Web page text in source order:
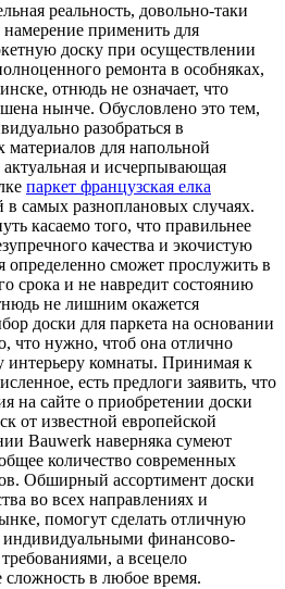
реальность, довольно-таки
намерение применить для
доску при осуществлении
ремонта в особняках,
отнюдь не означает, что
нынче. Обусловлено это тем,
разобраться в
для напольной
и исчерпывающая
паркет французская елка
самых разноплановых случаях.
касаемо того, что правильнее
качества и экочистую
определенно сможет прослужить в
срока и не навредит состоянию
не лишним окажется
доски для паркета на основании
что нужно, чтоб она отлично
интерьеру комнаты. Принимая к
есть предлоги заявить, что
на сайте о приобретении доски
от известной европейской
Bauwerk наверняка сумеют
количество современных
Обширный ассортимент доски
во всех направлениях и
помогут сделать отличную
индивидуальными финансово-
а всецело
сложность в любое время.